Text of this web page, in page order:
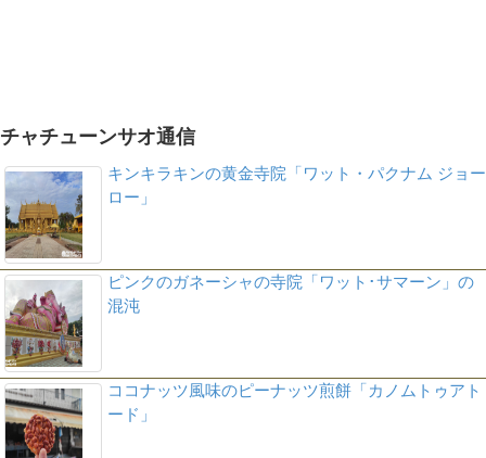
チャチューンサオ通信
キンキラキンの黄金寺院「ワット・パクナム ジョー
ロー」
ピンクのガネーシャの寺院「ワット･サマーン」の
混沌
ココナッツ風味のピーナッツ煎餅「カノムトゥアト
ード」